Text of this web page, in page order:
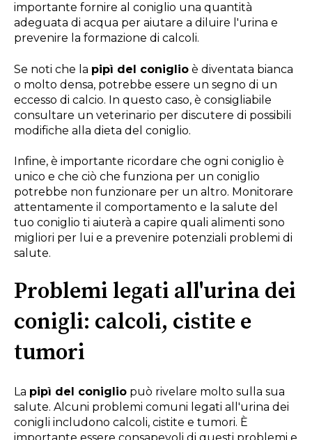
importante fornire al coniglio una quantità
adeguata di acqua per aiutare a diluire l'urina e
prevenire la formazione di calcoli.
Se noti che la pipì del coniglio è diventata bianca
o molto densa, potrebbe essere un segno di un
eccesso di calcio. In questo caso, è consigliabile
consultare un veterinario per discutere di possibili
modifiche alla dieta del coniglio.
Infine, è importante ricordare che ogni coniglio è
unico e che ciò che funziona per un coniglio
potrebbe non funzionare per un altro. Monitorare
attentamente il comportamento e la salute del
tuo coniglio ti aiuterà a capire quali alimenti sono
migliori per lui e a prevenire potenziali problemi di
salute.
Problemi legati all'urina dei
conigli: calcoli, cistite e
tumori
La pipì del coniglio può rivelare molto sulla sua
salute. Alcuni problemi comuni legati all'urina dei
conigli includono calcoli, cistite e tumori. È